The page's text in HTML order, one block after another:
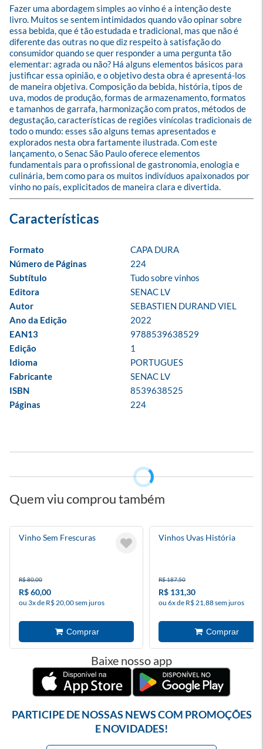
Fazer uma abordagem simples ao vinho é a intenção deste
livro. Muitos se sentem intimidados quando vão opinar sobre
essa bebida, que é tão estudada e tradicional, mas que não é
diferente das outras no que diz respeito à satisfação do
consumidor quando se quer responder a uma pergunta tão
elementar: agrada ou não? Há alguns elementos básicos para
justificar essa opinião, e o objetivo desta obra é apresentá-los
de maneira objetiva. Composição da bebida, história, tipos de
uva, modos de produção, formas de armazenamento, formatos
e tamanhos de garrafa, harmonização com pratos, métodos de
degustação, características de regiões vinícolas tradicionais de
todo o mundo: esses são alguns temas apresentados e
explorados nesta obra fartamente ilustrada. Com este
lançamento, o Senac São Paulo oferece elementos
fundamentais para o profissional de gastronomia, enologia e
culinária, bem como para os muitos indivíduos apaixonados por
vinho no país, explicitados de maneira clara e divertida.
Formato
CAPA DURA
Número de Páginas
224
Subtítulo
Tudo sobre vinhos
Editora
SENAC LV
Autor
SEBASTIEN DURAND VIEL
Ano da Edição
2022
EAN13
9788539638529
Edição
1
Idioma
PORTUGUES
Fabricante
SENAC LV
ISBN
8539638525
Páginas
224
Quem viu comprou também
Vinho Sem Frescuras
R$ 80,00
R$ 60,00
ou 3x de R$ 20,00 sem juros
Vinhos Uvas História
R$ 187,50
R$ 131,30
ou 6x de R$ 21,88 sem juros
Baixe nosso app
PARTICIPE DE NOSSAS NEWS COM PROMOÇÕES
E NOVIDADES!